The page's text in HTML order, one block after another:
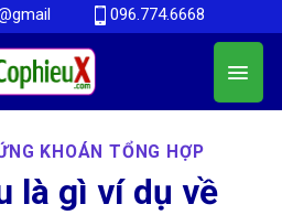
096.774.6668
KHOÁN TỔNG HỢP
là gì ví dụ về